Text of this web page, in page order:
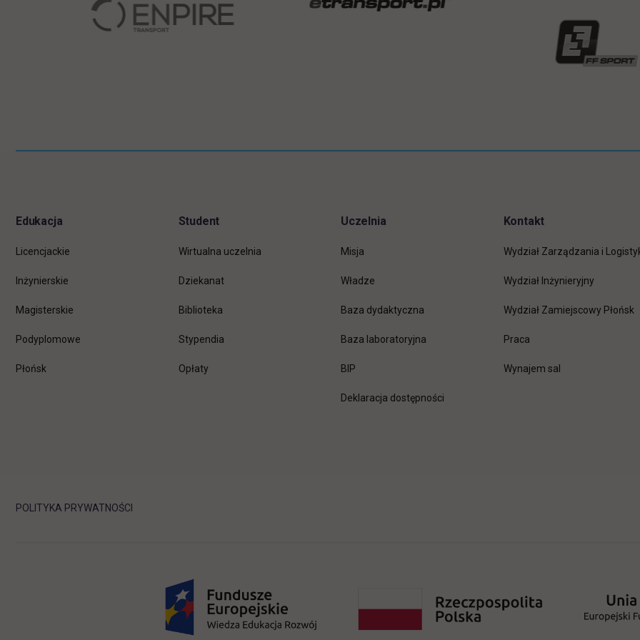
Edukacja
Licencjackie
Inżynierskie
Magisterskie
Podyplomowe
Płońsk
Student
Wirtualna uczelnia
Dziekanat
Biblioteka
Stypendia
Opłaty
Uczelnia
Misja
Władze
Baza dydaktyczna
Baza laboratoryjna
BIP
Deklaracja dostępności
Kontakt
Wydział Zarządzania i
Wydział Inżynieryjny
Wydział Zamiejscowy Płońsk
Pracalink otwiera się w nowej
Wynajem sal
POLITYKA PRYWATNOŚCI